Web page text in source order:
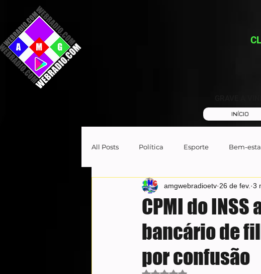
GRAVE A
INÍCIO
All Posts Política Esporte Bem-
CPMI do
bancário de
por confusão
amgwebradioetv 26 de fev. 3